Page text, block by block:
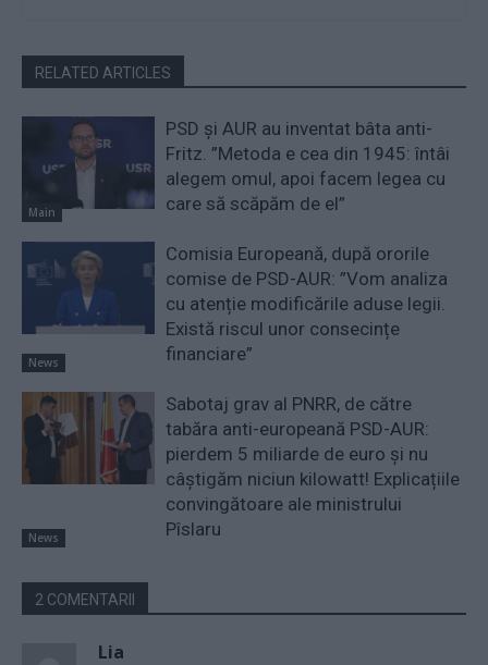
RELATED ARTICLES
Main
PSD și AUR au inventat bâta anti-
Fritz. ”Metoda e cea din 1945: întâi
alegem omul, apoi facem legea cu
care să scăpăm de el”
News
Comisia Europeană, după ororile
comise de PSD-AUR: ”Vom analiza
cu atenție modificările aduse legii.
Există riscul unor consecințe
financiare”
News
Sabotaj grav al PNRR, de către
tabăra anti-europeană PSD-AUR:
pierdem 5 miliarde de euro și nu
câștigăm niciun kilowatt! Explicațiile
convingătoare ale ministrului
Pîslaru
2 COMENTARII
Lia